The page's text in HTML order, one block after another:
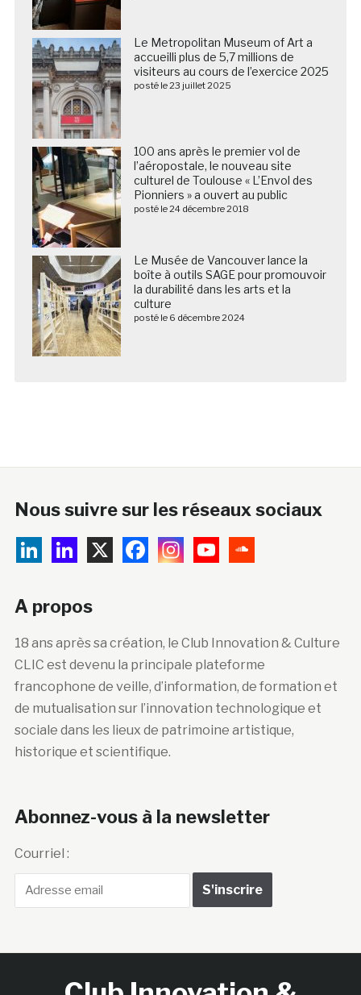
Le Metropolitan Museum of Art a
accueilli plus de 5,7 millions de
visiteurs au cours de l’exercice 2025
posté le 23 juillet 2025
100 ans après le premier vol de
l’aéropostale, le nouveau site
culturel de Toulouse « L’Envol des
Pionniers » a ouvert au public
posté le 24 décembre 2018
Le Musée de Vancouver lance la
boîte à outils SAGE pour promouvoir
la durabilité dans les arts et la
culture
posté le 6 décembre 2024
Nous suivre sur les réseaux sociaux
A propos
18 ans après sa création, le Club Innovation & Culture
CLIC est devenu la principale plateforme
francophone de veille, d’information, de formation et
de mutualisation sur l’innovation technologique et
sociale dans les lieux de patrimoine artistique,
historique et scientifique.
Abonnez-vous à la newsletter
Courriel :